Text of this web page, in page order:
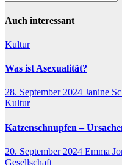
Auch interessant
Kultur
Was ist Asexualität?
28. September 2024 Janine
Kultur
Katzenschnupfen –
20. September 2024 Emma
Gesellschaft